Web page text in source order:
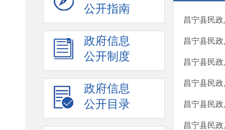
公开指南
政府信息
公开制度
政府信息
公开目录
昌宁县民
昌宁县民
昌宁县民
昌宁县民
昌宁县民
昌宁县民